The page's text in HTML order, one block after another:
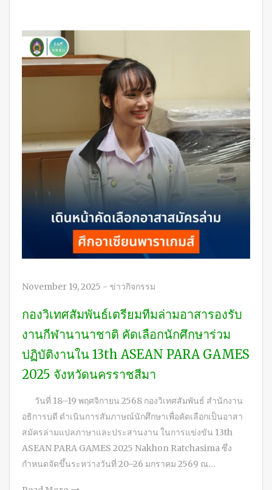
November 19, 2025 - ข่าวกิจกรรม
กองวิเทศสัมพันธ์เตรียมทีมล่ามอาสารองรับ
งานกีฬานานาชาติ คัดเลือกนักศึกษาร่วม
ปฏิบัติงานใน 13th ASEAN PARA GAMES
2025 จังหวัดนครราชสีมา
วันที่ 18–19 พฤศจิกายน 2568 กองวิเทศสัมพันธ์ สำนักงาน
อธิการบดี ดำเนินการสัมภาษณ์นักศึกษาเพื่อคัดเลือกเป็นอาสา
สมัครล่ามแปลภาษาและประสานงาน ในการแข่งขัน 13th
ASEAN PARA GAMES 2025 Nakhon Ratchasima ซึ่ง
กำหนดจัดขึ้นระหว่างวันที่ 20–26 มกราคม 2569 ณ…